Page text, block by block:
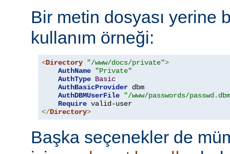
Bir metin dosyası yerine
kullanım örneği:
<Directory "/www/docs/private">
AuthName
"Private"
AuthType Basic
AuthBasicProvider dbm
AuthDBMUserFile
"/www/passwords/
Require
</Directory>
Başka seçenekler de